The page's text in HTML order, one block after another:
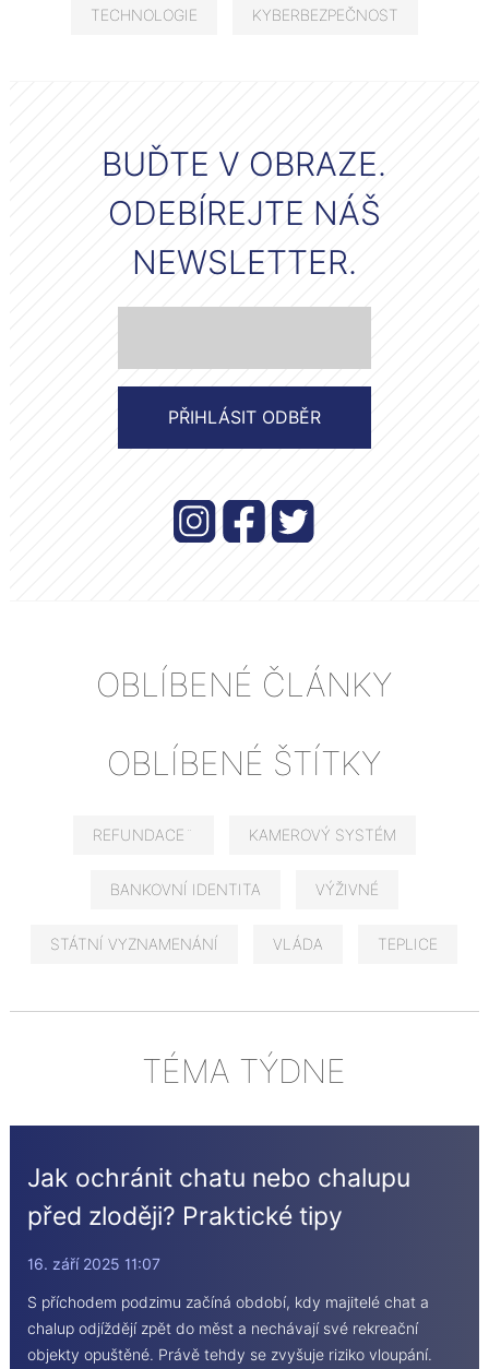
TECHNOLOGIE KYBERBEZPEČNOST
BUĎTE V OBRAZE.
ODEBÍREJTE NÁŠ
NEWSLETTER.
OBLÍBENÉ ČLÁNKY
OBLÍBENÉ ŠTÍTKY
REFUNDACE¨ KAMEROVÝ SYSTÉM
BANKOVNÍ IDENTITA VÝŽIVNÉ
STÁTNÍ VYZNAMENÁNÍ VLÁDA TEPLICE
TÉMA TÝDNE
Jak ochránit chatu nebo chalupu
před zloději? Praktické tipy
16. září 2025 11:07
S příchodem podzimu začíná období, kdy majitelé chat a
chalup odjíždějí zpět do měst a nechávají své rekreační
objekty opuštěné. Právě tehdy se zvyšuje riziko vloupání.